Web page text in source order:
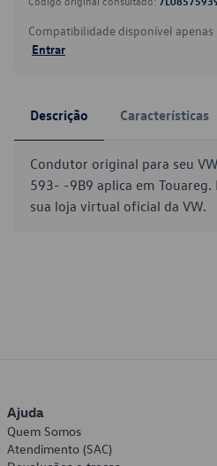
Compatibilidade disponível
Entrar
Descrição Características
Condutor original para seu
593- -9B9 aplica em Touareg.
sua loja virtual oficial da VW.
Ajuda
Quem Somos
Atendimento (SAC)